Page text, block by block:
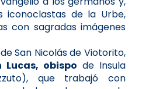
de la Urbe,
con sagradas imágenes
San Nicolás de Viotorito,
Lucas, obispo de Insula
que trabajó con